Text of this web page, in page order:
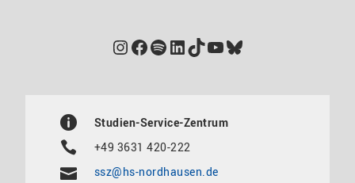
Instagram
Facebook
Spotify
LinkedIn
TikTok
YouTube
Bluesky
Studien-Service-Zentrum
+49 3631 420-222
ssz@hs-nordhausen.de